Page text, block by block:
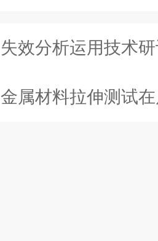
失效分析运用技术
金属材料拉伸测试在质量控制